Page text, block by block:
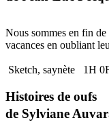
Nous sommes en fin
vacances en oubliant
Sketch, saynète 1H
Histoires de oufs
de Sylviane